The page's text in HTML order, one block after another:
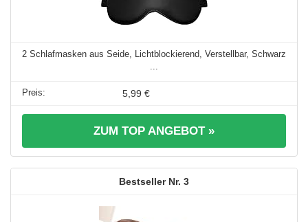
2 Schlafmasken aus Seide, Lichtblockierend, Verstellbar, Schwarz
5,99 €
ZUM TOP ANGEBOT »
3